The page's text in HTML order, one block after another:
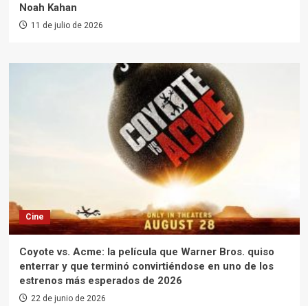
Noah Kahan
11 de julio de 2026
Cine
Coyote vs. Acme: la película que Warner Bros. quiso
enterrar y que terminó convirtiéndose en uno de los
estrenos más esperados de 2026
22 de junio de 2026